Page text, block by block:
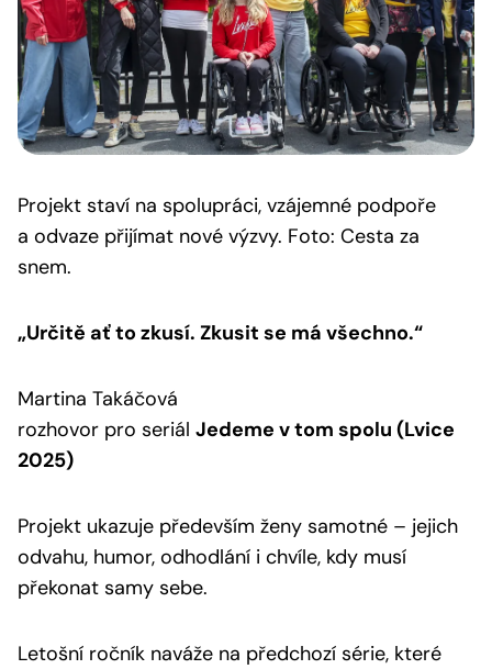
Projekt staví na spolupráci, vzájemné podpoře
a odvaze přijímat nové výzvy. Foto: Cesta za
snem.
„Určitě ať to zkusí. Zkusit se má všechno.“
Martina Takáčová
rozhovor pro seriál Jedeme v tom spolu (Lvice
2025)
Projekt ukazuje především ženy samotné – jejich
odvahu, humor, odhodlání i chvíle, kdy musí
překonat samy sebe.
Letošní ročník naváže na předchozí série, které